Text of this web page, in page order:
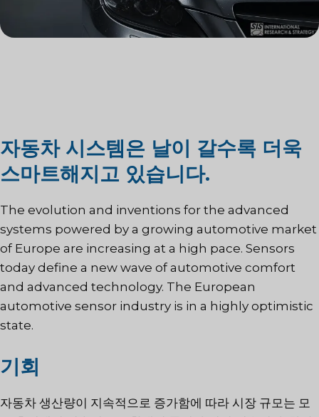
자동차 시스템은 날이 갈수록 더욱
스마트해지고 있습니다.
The evolution and inventions for the advanced
systems powered by a growing automotive market
of Europe are increasing at a high pace. Sensors
today define a new wave of automotive comfort
and advanced technology. The European
automotive sensor industry is in a highly optimistic
state.
기회
자동차 생산량이 지속적으로 증가함에 따라 시장 규모는 모